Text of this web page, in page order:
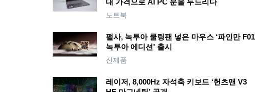
대 가격으로 AI PC 문을 두드리다
노트북
펄사, 녹투아 쿨링팬 넣은 마우스 ‘파인만 F01
녹투아 에디션’ 출시
신제품
레이저, 8,000Hz 자석축 키보드 ‘헌츠맨 V3